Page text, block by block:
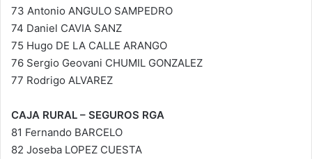
73 Antonio ANGULO SAMPEDRO
74 Daniel CAVIA SANZ
75 Hugo DE LA CALLE ARANGO
76 Sergio Geovani CHUMIL GONZALEZ
77 Rodrigo ALVAREZ
CAJA RURAL – SEGUROS RGA
81 Fernando BARCELO
82 Joseba LOPEZ CUESTA